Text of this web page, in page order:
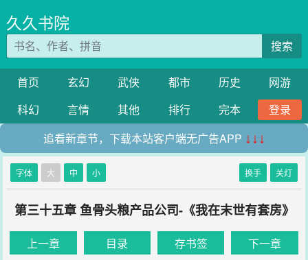
久久书院
搜索
首页 玄幻 武侠 都市 历史
网游
科幻
言情 其他 排行 完本
登录
追看新章节，下载本站客户端无广告APP ↓↓↓
字体 大 中 小 换手 关灯
第三十五章 鱼骨头粮产品公司-《我在末世有套房》
上一章 目录 存书签 下一章